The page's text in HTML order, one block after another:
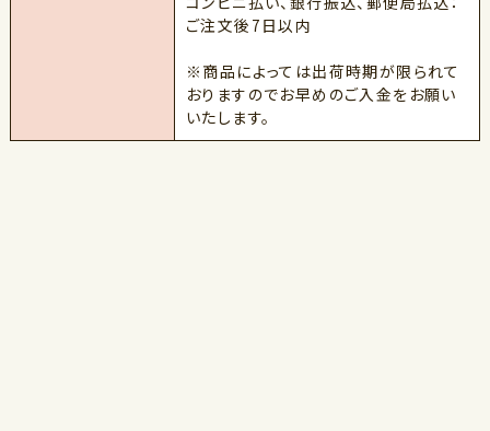
ご注文後7日以内
※商品によっては出荷時期が限られて
おりますのでお早めのご入金をお願い
いたします。